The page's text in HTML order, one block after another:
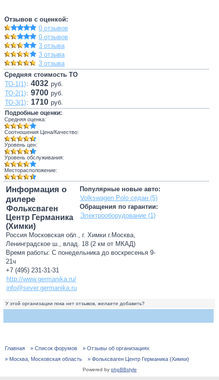
Отзывов с оценкой:
0 отзывов
0 отзывов
3 отзыва
3 отзыва
3 отзыва
Средняя стоимость ТО
ТО-1(1): 4032 руб.
ТО-2(1): 9700 руб.
ТО-3(1): 1710 руб.
Подробные оценки:
Средняя оценка:
Соотношения Цена/Качество:
Уровень цен:
Уровень обслуживания:
Месторасположение:
Популярные новые авто:
Volkswagen Polo седан (5)
Обращения по гарантии:
Электрооборудование (1)
Информация о
дилере
Фольксваген
Центр Германика
(Химки)
Россия Московская обл., г. Химки г.Москва,
Ленинградское ш., влад. 18 (2 км от МКАД)
Время работы: С понедельника до воскресенья 9-
21ч
+7 (495) 231-31-31
http://www.germanika.ru/
info@sever.germanika.ru
У этой организации пока нет отзывов, желаете добавить?
Главная » Список форумов
» Отзывы об организациях
» Москва, Московская область
» Фольксваген Центр Германика (Химки)
Powered by phpBBstyle